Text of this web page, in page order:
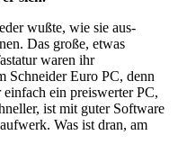
wußte, wie sie aus-
Das große, etwas
waren ihr
Schneider Euro PC, denn
ein preiswerter PC,
ist mit guter Software
Was ist dran, am